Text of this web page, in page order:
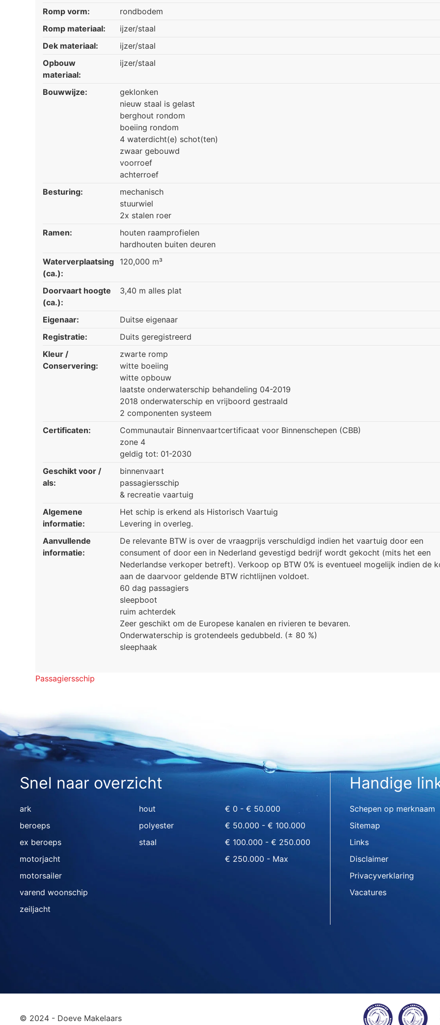
Romp vorm:
rondbodem
Romp materiaal:
ijzer/staal
Dek materiaal:
ijzer/staal
Opbouw
materiaal:
ijzer/staal
Bouwwijze:
geklonken
nieuw staal is gelast
berghout rondom
boeiing rondom
4 waterdicht(e) schot(ten)
zwaar gebouwd
voorroef
achterroef
Besturing:
mechanisch
stuurwiel
2x stalen roer
Ramen:
houten raamprofielen
hardhouten buiten deuren
Waterverplaatsing
(ca.):
120,000 m³
Doorvaart hoogte
(ca.):
3,40 m alles plat
Eigenaar:
Duitse eigenaar
Registratie:
Duits geregistreerd
Kleur /
Conservering:
zwarte romp
witte boeiing
witte opbouw
laatste onderwaterschip behandeling 04-2019
2018 onderwaterschip en vrijboord gestraald
2 componenten systeem
Certificaten:
Communautair Binnenvaartcertificaat voor Binnenschepen (CBB)
zone 4
geldig tot: 01-2030
Geschikt voor /
als:
binnenvaart
passagiersschip
& recreatie vaartuig
Algemene
informatie:
Het schip is erkend als Historisch Vaartuig
Levering in overleg.
Aanvullende
informatie:
De relevante BTW is over de vraagprijs verschuldigd indien het vaartuig door een
consument of door een in Nederland gevestigd bedrijf wordt gekocht (mits het een
Nederlandse verkoper betreft). Verkoop op BTW 0% is eventueel mogelijk indien de
aan de daarvoor geldende BTW richtlijnen voldoet.
60 dag passagiers
sleepboot
ruim achterdek
Zeer geschikt om de Europese kanalen en rivieren te bevaren.
Onderwaterschip is grotendeels gedubbeld. (± 80 %)
sleephaak
Passagiersschip
Snel naar overzicht
ark
beroeps
ex beroeps
motorjacht
motorsailer
varend woonschip
zeiljacht
hout
polyester
staal
€ 0 - € 50.000
€ 50.000 - € 100.000
€ 100.000 - € 250.000
€ 250.000 - Max
Handige
Schepen op merknaam
Sitemap
Links
Disclaimer
Privacyverklaring
Vacatures
© 2024 - Doeve Makelaars